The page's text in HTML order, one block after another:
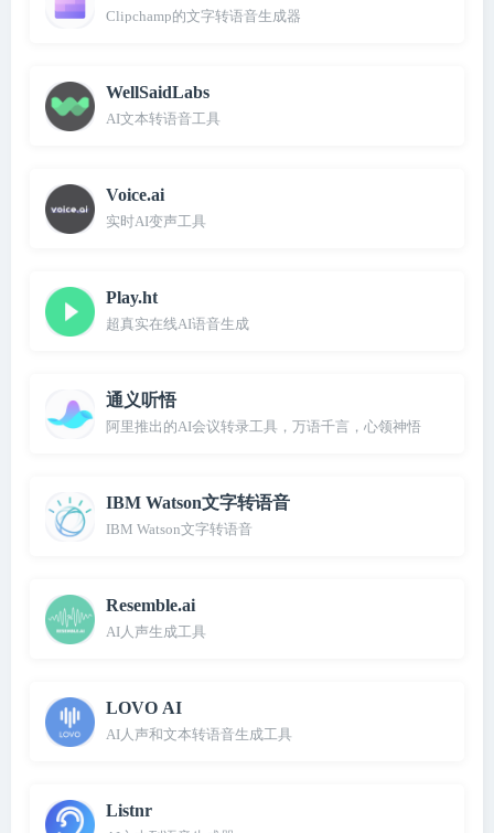
Clipchamp的文字转语音生成器
WellSaidLabs
AI文本转语音工具
Voice.ai
实时AI变声工具
Play.ht
超真实在线AI语音生成
通义听悟
阿里推出的AI会议转录工具，万语千言，心领神悟
IBM Watson文字转语音
IBM Watson文字转语音
Resemble.ai
AI人声生成工具
LOVO AI
AI人声和文本转语音生成工具
Listnr